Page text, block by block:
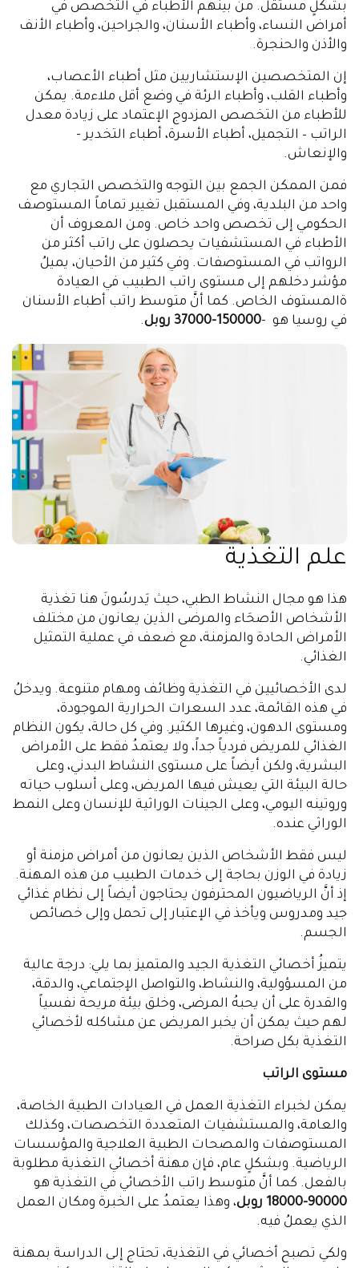
بشكلٍ مستقل. من بينهم الأطباء في التخصص في
أمراض النساء، وأطباء الأسنان، والجراحين، وأطباء الأنف
والأذن والحنجرة.
إن المتخصصين الإستشاريين مثل أطباء الأعصاب،
وأطباء القلب، وأطباء الرئة في وضع أقل ملاءمة. يمكن
للأطباء من التخصص المزدوج الإعتماد على زيادة معدل
الراتب – التجميل، أطباء الأسرة، أطباء التخدير -
والإنعاش.
فمن الممكن الجمع بين التوجه والتخصص التجاري مع
واحد من البلدية، وفي المستقبل تغيير تماماً المستوصف
الحكومي إلى تخصص واحد خاص. ومن المعروف أن
الأطباء في المستشفيات يحصلون على راتب أكثر من
الرواتب في المستوصفات. وفي كثير من الأحيان، يميلُ
مؤشر دخلهم إلى مستوى راتب الطبيب في العيادة
ةالمستوف الخاص. كما أنَّ متوسط راتب أطباء الأسنان
في روسيا هو -150000-37000 روبل .
علم التغذية
هذا هو مجال النشاط الطبي، حيث يَدرسُونَ هنا تغذية
الأشخاص الأصحَاء والمرضى الذين يعانون من مختلف
الأمراض الحادة والمزمنة، مع ضعف في عملية التمثيل
الغذائي.
لدى الأخصائيين في التغذية وظائف ومهام متنوعة. ويدخلُ
في هذه القائمة، عدد السعرات الحرارية الموجودة،
ومستوى الدهون، وغيرها الكثير. وفي كل حالة، يكون النظام
الغذائي للمريض فردياً جداً، ولا يعتمدُ فقط على الأمراض
البشرية، ولكن أيضاً على مستوى النشاط البدني، وعلى
حالة البيئة التي يعيش فيها المريض، وعلى أسلوب حياته
وروتينه اليومي، وعلى الجينات الوراثية للإنسان وعلى النمط
الوراثي عنده.
ليس فقط الأشخاص الذين يعانون من أمراض مزمنة أو
زيادة في الوزن بحاجة إلى خدمات الطبيب من هذه المهنة.
إذ أنَّ الرياضيون المحترفون يحتاجون أيضاً إلى نظام غذائي
جيد ومدروس ويأخذ في الإعتبار إلى تحمل وإلى خصائص
الجسم.
يتميزُ أخصائي التغذية الجيد والمتميز بما يلي: درجة عالية
من المسؤولية، والنشاط، والتواصل الإجتماعي، والدقة،
والقدرة على أن يحبهُ المرضى، وخلق بيئة مريحة نفسياً
لهم حيث يمكن أن يخبر المريض عن مشاكله لأخصائي
التغذية بكل صراحة.
مستوى الراتب
يمكن لخبراء التغذية العمل في العيادات الطبية الخاصة،
والعامة، والمستشفيات المتعددة التخصصات، وكذلك
المستوصفات والمصحات الطبية العلاجية والمؤسسات
الرياضية. وبشكلٍ عام، فإن مهنة أخصائي التغذية مطلوبة
بالفعل. كما أنَّ متوسط راتب الأخصائي في التغذية هو
90000-18000 روبل
، وهذا يعتمدُ على الخبرة ومكان العمل
الذي يعملُ فيه.
ولكي تصبح أخصائي في التغذية، تحتاج إلى الدراسة بمهنة